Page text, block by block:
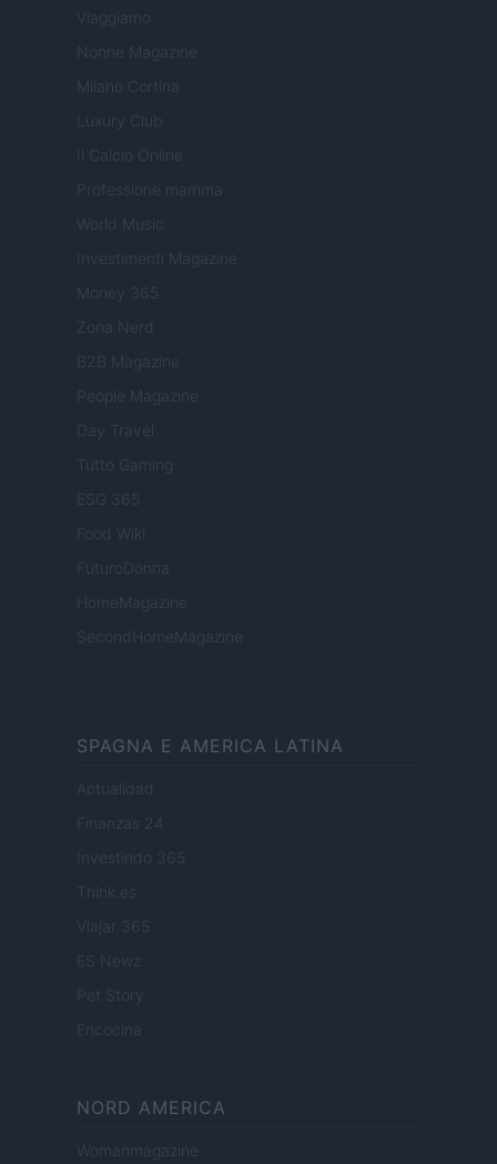
Viaggiamo
Nonne Magazine
Milano Cortina
Luxury Club
Il Calcio Online
Professione mamma
World Music
Investimenti Magazine
Money 365
Zona Nerd
B2B Magazine
People Magazine
Day Travel
Tutto Gaming
ESG 365
Food Wiki
FuturoDonna
HomeMagazine
SecondHomeMagazine
SPAGNA E AMERICA LATINA
Actualidad
Finanzas 24
Investindo 365
Think.es
Viajar 365
ES Newz
Pet Story
Encocina
NORD AMERICA
Womanmagazine